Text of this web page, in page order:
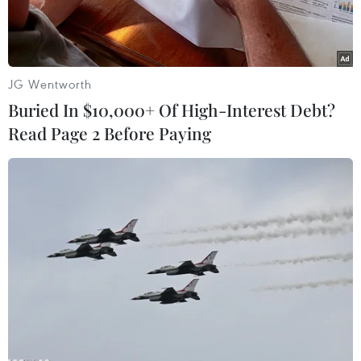
Một tuyến đường ở huyện Cheorwon, tỉnh Gangwon, Hàn
Quốc, gần Khu phi quân sự liên Triều (DMZ) ngày 29/5/2018.
(Ảnh: AFP/TTXVN)
JG Wentworth
Buried In $10,000+ Of High-Interest Debt?
Read Page 2 Before Paying